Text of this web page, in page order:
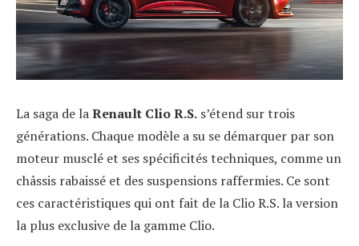
La saga de laRenault Clio R.S. s’étend sur trois
générations. Chaque modèle a su se démarquer par son
moteur musclé et ses spécificités techniques, comme un
châssis rabaissé et des suspensions raffermies. Ce sont
ces caractéristiques qui ont fait de la Clio R.S. la version
la plus exclusive de la gamme Clio.